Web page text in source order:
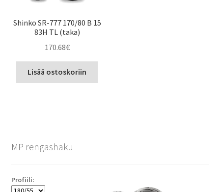
Shinko SR-777 170/80 B 15
83H TL (taka)
170.68€
Lisää ostoskoriin
MP rengashaku
Profiili: